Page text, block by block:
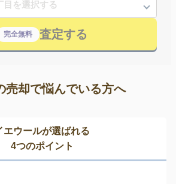
完全無料 査定する
売却で悩んでいる方へ
エウールが選ばれる
4つのポイント